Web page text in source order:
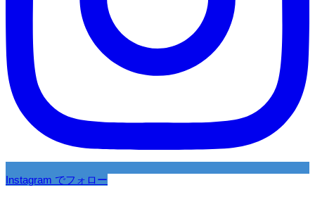
Instagram でフォロー